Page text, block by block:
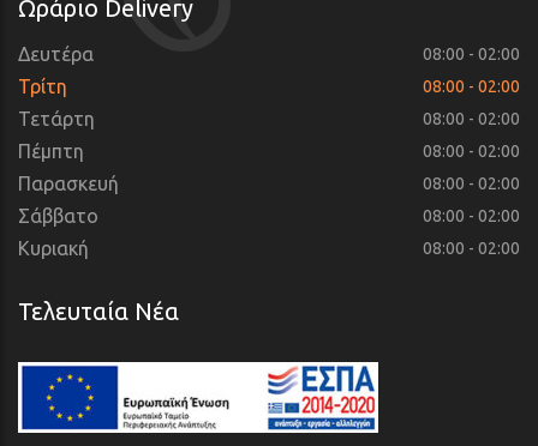
Ωράριο Delivery
Δευτέρα 08:00 - 02:00
Τρίτη 08:00 - 02:00
Τετάρτη 08:00 - 02:00
Πέμπτη 08:00 - 02:00
Παρασκευή 08:00 - 02:00
Σάββατο 08:00 - 02:00
Κυριακή 08:00 - 02:00
Τελευταία Νέα